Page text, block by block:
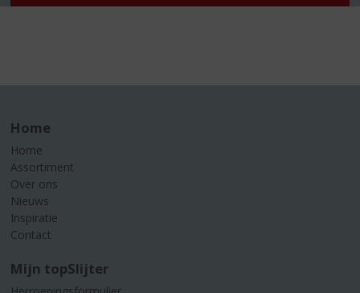
Home
Home
Assortiment
Over ons
Nieuws
Inspiratie
Contact
Mijn topSlijter